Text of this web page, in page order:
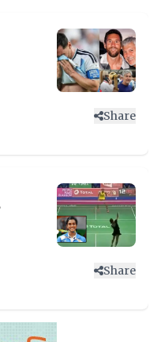
Share
Share